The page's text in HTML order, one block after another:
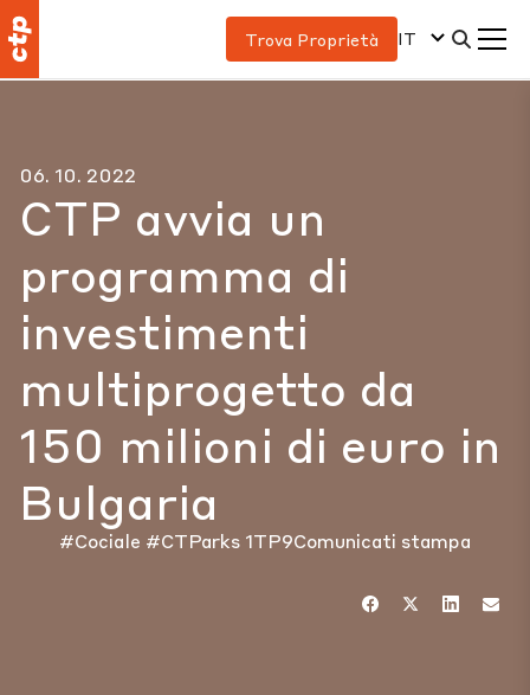
Trova Proprietà IT
06. 10. 2022
CTP avvia un
programma di
investimenti
multiprogetto da
150 milioni di euro in
Bulgaria
#Cociale #CTParks 1TP9Comunicati stampa